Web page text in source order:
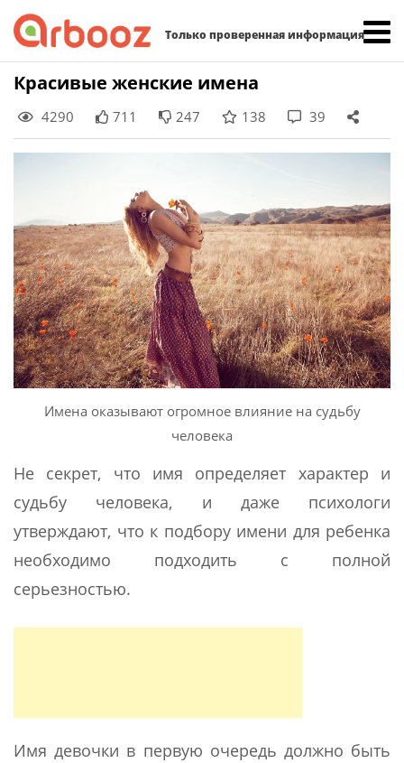
Только проверенная информация
Skip
content
Красивые женские имена
4290 711 247 138 39
Имена оказывают огромное влияние на судьбу
человека
Не секрет, что имя определяет характер и
судьбу человека, и даже психологи
утверждают, что к подбору имени для ребенка
необходимо подходить с полной
серьезностью.
Имя девочки в первую очередь должно быть
Найти: